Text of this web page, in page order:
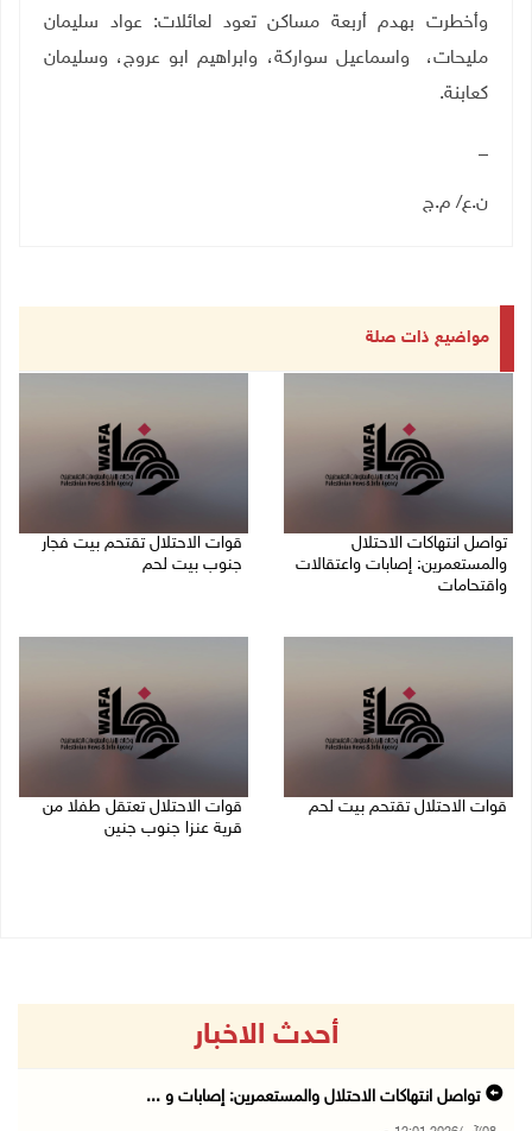
وأخطرت بهدم أربعة مساكن تعود لعائلات: عواد سليمان
مليحات، واسماعيل سواركة، وابراهيم ابو عروج، وسليمان
كعابنة.
ن.ع/ م.ج
مواضيع ذات صلة
تواصل انتهاكات الاحتلال
والمستعمرين: إصابات واعتقالات
واقتحامات
قوات الاحتلال تقتحم بيت فجار
جنوب بيت لحم
قوات الاحتلال تقتحم بيت لحم
قوات الاحتلال تعتقل طفلا من
قرية عنزا جنوب جنين
أحدث الاخبار
تواصل انتهاكات الاحتلال والمستعمرين: إصابات و ...